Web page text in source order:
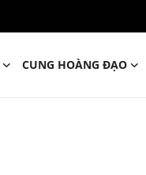
CUNG HOÀNG ĐẠO